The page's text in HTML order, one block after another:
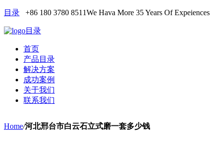
目录 +86 180 3780 8511We Hava More 35 Years Of Expeiences
目录
首页
产品目录
解决方案
成功案例
关于我们
联系我们
Home/河北邢台市白云石立式磨一套多少钱